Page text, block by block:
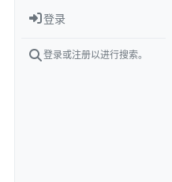
登录
登录或注册以进行搜索。